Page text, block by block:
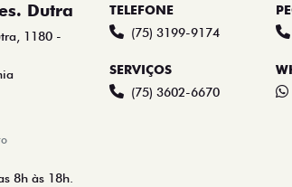
Dutra
1180 -
8h às 18h.
TELEFONE
(75) 3199-9174
SERVIÇOS
(75) 3602-6670